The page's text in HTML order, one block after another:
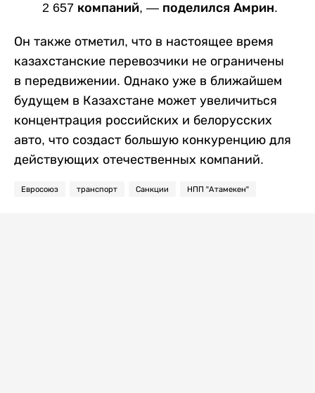
2 657 компаний, — поделился Амрин.
Он также отметил, что в настоящее время
казахстанские перевозчики не ограничены
в передвижении. Однако уже в ближайшем
будущем в Казахстане может увеличиться
концентрация российских и белорусских
авто, что создаст большую конкуренцию для
действующих отечественных компаний.
Евросоюз транспорт Санкции НПП "Атамекен"